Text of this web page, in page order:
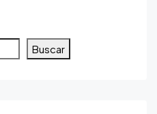
Buscar